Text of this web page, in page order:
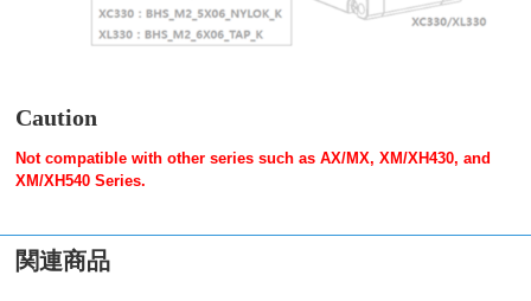
Caution
Not compatible with other series such as AX/MX, XM/XH430, and
XM/XH540 Series.
関連商品